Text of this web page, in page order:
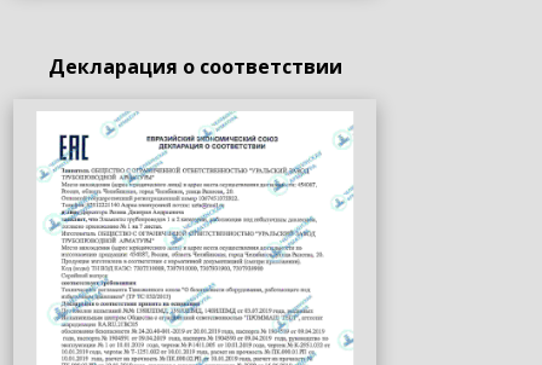
Декларация о соответствии